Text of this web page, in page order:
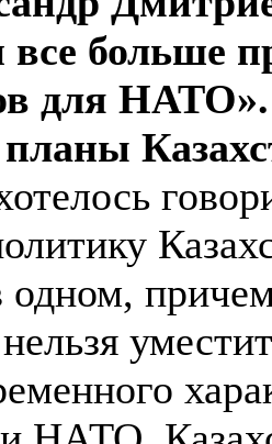
все больше
для
одном,